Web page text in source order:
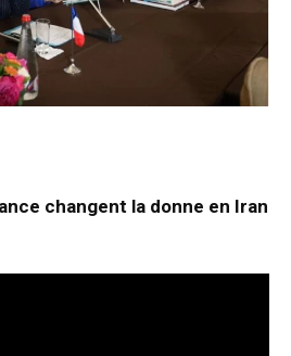
changent la donne en Iran